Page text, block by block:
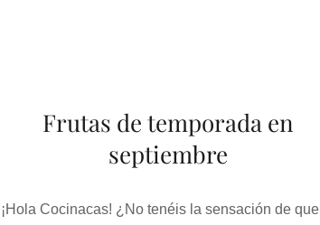
Frutas de temporada en
septiembre
¡Hola Cocinacas! ¿No tenéis la sensación de que